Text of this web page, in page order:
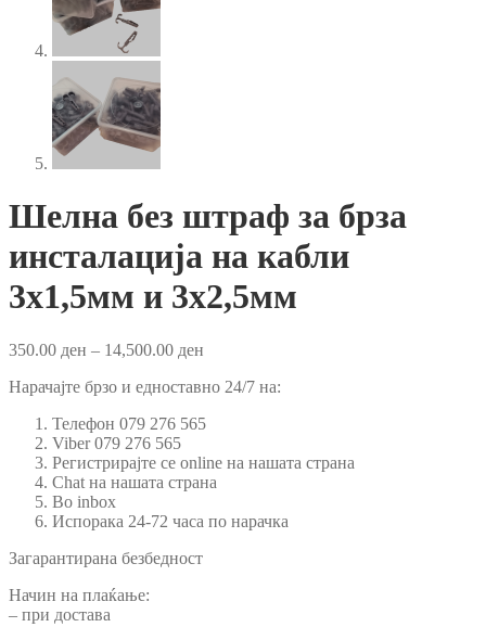
Шелна без штраф за брза
инсталација на кабли
3х1,5мм и 3х2,5мм
350.00 ден – 14,500.00 ден
350.00 ден
14,500.00 ден
Нарачајте брзо и едноставно 24/7 на:
Телефон 079 276 565
Viber 079 276 565
Регистрирајте се online на нашата страна
Chat на нашата страна
Во inbox
Испорака 24-72 часа по нарачка
Загарантирана безбедност
Начин на плаќање:
– при достава